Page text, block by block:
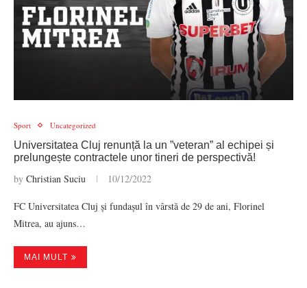
Sport Uncategorized
Universitatea Cluj renunță la un ”veteran” al echipei și
prelungește contractele unor tineri de perspectivă!
by Christian Suciu 10/12/2022
FC Universitatea Cluj și fundașul în vârstă de 29 de ani, Florinel
Mitrea, au ajuns…
MAI MULT